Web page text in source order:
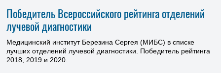
Победитель Всероссийского рейтинга отделений
лучевой диагностики
Медицинский институт Березина Сергея (МИБС) в списке
лучших отделений лучевой диагностики. Победитель рейтинга
2018, 2019 и 2020.